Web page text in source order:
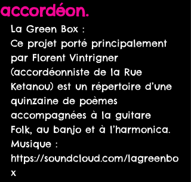
accordéon.
La Green Box :
Ce projet porté principalement
par Florent Vintrigner
(accordéonniste de la Rue
Ketanou) est un répertoire d’une
quinzaine de poèmes
accompagnées à la guitare
Folk, au banjo et à l’harmonica.
Musique :
https://soundcloud.com/lagreenbo
x